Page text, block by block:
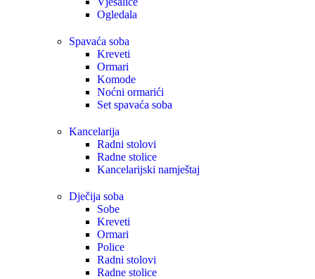
Ogledala
Spavaća soba
Kreveti
Ormari
Komode
Noćni ormarići
Set spavaća soba
Kancelarija
Radni stolovi
Radne stolice
Kancelarijski namještaj
Dječija soba
Sobe
Kreveti
Ormari
Police
Radni stolovi
Radne stolice